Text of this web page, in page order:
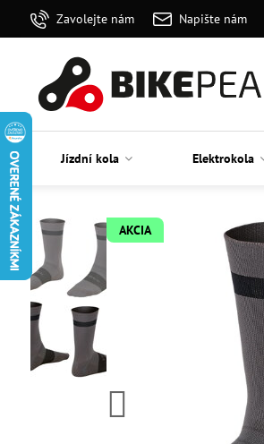
Zavolejte nám Napište nám
Jízdní kola Elektrokola
AKCIA